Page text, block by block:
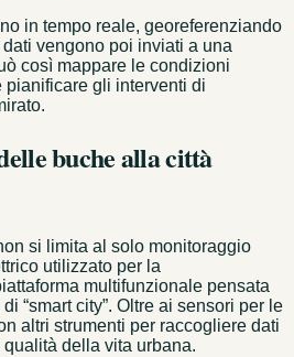
in tempo reale, georeferenziando
vengono poi inviati a una
così mappare le condizioni
pianificare gli interventi di
buche alla città
si limita al solo monitoraggio
utilizzato per la
multifunzionale pensata
“smart city”. Oltre ai sensori per le
altri strumenti per raccogliere dati
della vita urbana.